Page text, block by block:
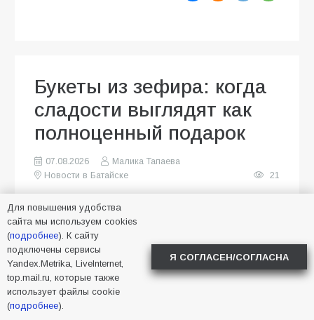
Букеты из зефира: когда
сладости выглядят как
полноценный подарок
07.08.2026
Малика Тапаева
Новости в Батайске
21
Для повышения удобства
сайта мы используем cookies
(подробнее). К сайту
подключены сервисы
Yandex.Metrika, LiveInternet,
top.mail.ru, которые также
использует файлы cookie
(подробнее).
Я СОГЛАСЕН/СОГЛАСНА